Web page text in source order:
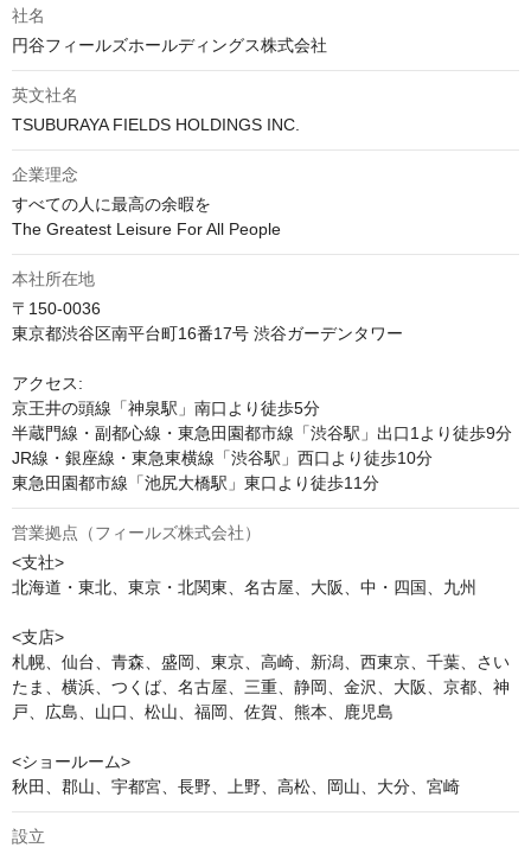
社名
円谷フィールズホールディングス株式会社
英文社名
TSUBURAYA FIELDS HOLDINGS INC.
企業理念
すべての人に最高の余暇を
The Greatest Leisure For All People
本社所在地
〒150-0036
東京都渋谷区南平台町16番17号 渋谷ガーデンタワー
アクセス:
京王井の頭線「神泉駅」南口より徒歩5分
半蔵門線・副都心線・東急田園都市線「渋谷駅」出口1より徒歩9分
JR線・銀座線・東急東横線「渋谷駅」西口より徒歩10分
東急田園都市線「池尻大橋駅」東口より徒歩11分
営業拠点（フィールズ株式会社）
<支社>
北海道・東北、東京・北関東、名古屋、大阪、中・四国、九州
<支店>
札幌、仙台、青森、盛岡、東京、高崎、新潟、西東京、千葉、さい
たま、横浜、つくば、名古屋、三重、静岡、金沢、大阪、京都、神
戸、広島、山口、松山、福岡、佐賀、熊本、鹿児島
<ショールーム>
秋田、郡山、宇都宮、長野、上野、高松、岡山、大分、宮崎
設立